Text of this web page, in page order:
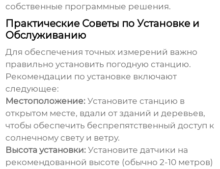
собственные программные решения.
Практические Советы по Установке и
Обслуживанию
Для обеспечения точных измерений важно
правильно установить погодную станцию.
Рекомендации по установке включают
следующее:
Местоположение: Установите станцию в
открытом месте, вдали от зданий и деревьев,
чтобы обеспечить беспрепятственный доступ к
солнечному свету и ветру.
Высота установки: Установите датчики на
рекомендованной высоте (обычно 2-10 метров)